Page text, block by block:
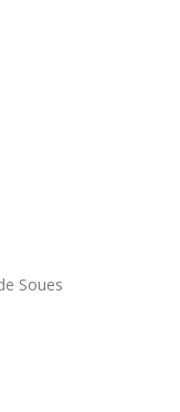
Soues